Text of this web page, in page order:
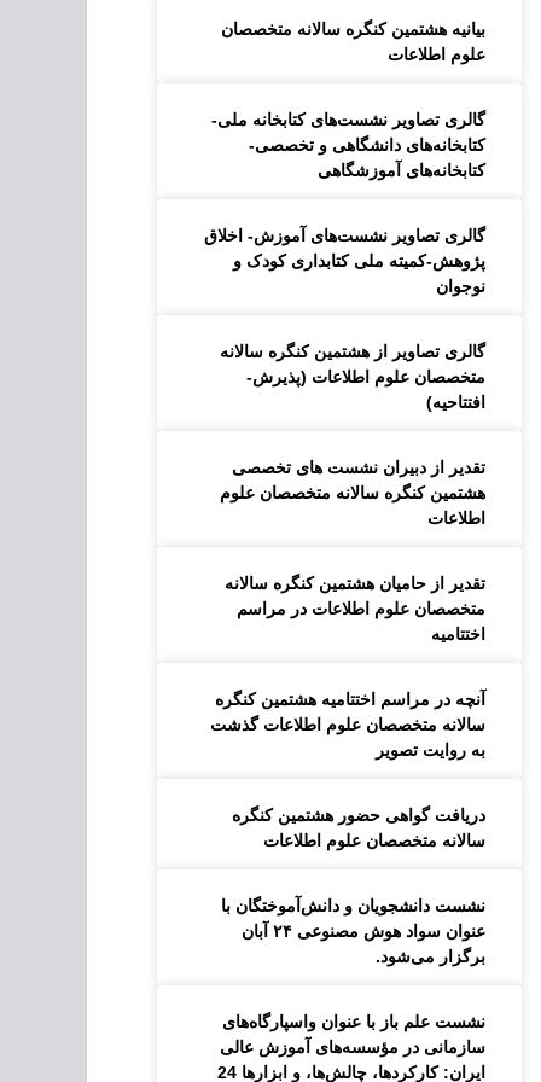
بیانیه هشتمین کنگره سالانه متخصصان
علوم اطلاعات
گالری تصاویر نشست‌های کتابخانه ملی-
کتابخانه‌های دانشگاهی و تخصصی-
کتابخانه‌های آموزشگاهی
گالری تصاویر نشست‌های آموزش- اخلاق
پژوهش-کمیته ملی کتابداری کودک و
نوجوان
گالری تصاویر از هشتمین کنگره سالانه
متخصصان علوم اطلاعات (پذیرش-
افتتاحیه)
تقدیر از دبیران نشست های تخصصی
هشتمین کنگره سالانه متخصصان علوم
اطلاعات
تقدیر از حامیان هشتمین کنگره سالانه
متخصصان علوم اطلاعات در مراسم
اختتامیه
آنچه در مراسم اختتامیه هشتمین کنگره
سالانه متخصصان علوم اطلاعات گذشت
به روایت تصویر
دریافت گواهی حضور هشتمین کنگره
سالانه متخصصان علوم اطلاعات
نشست دانشجویان و دانش‌آموختگان با
عنوان سواد هوش مصنوعی ۲۴ آبان
برگزار می‌شود.
نشست علم باز با عنوان واسپارگاه‌های
سازمانی در مؤسسه‌های آموزش عالی
ایران: کارکردها، چالش‌ها، و ابزارها 24